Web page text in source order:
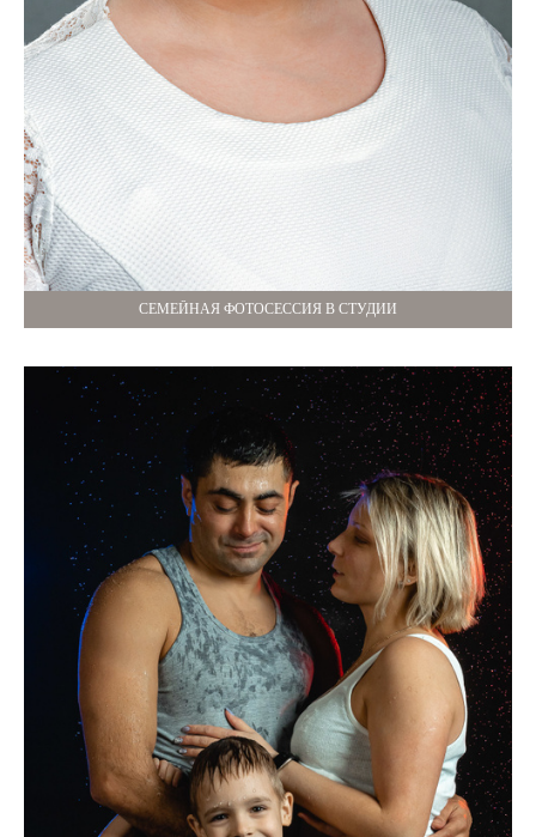
СЕМЕЙНАЯ ФОТОСЕССИЯ В СТУДИИ